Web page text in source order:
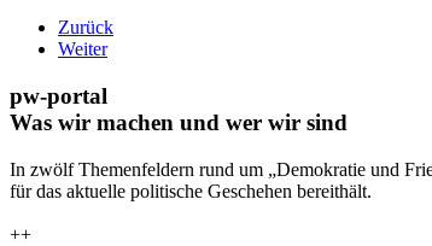
Zurück
Weiter
pw-portal
Was wir machen und wer wir sind
In zwölf Themenfeldern rund um „Demokratie und
für das aktuelle politische Geschehen bereithält.
++